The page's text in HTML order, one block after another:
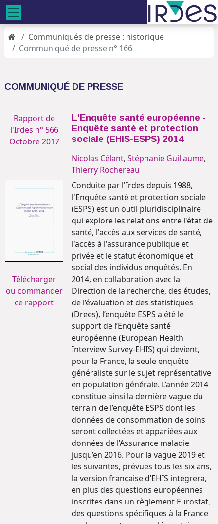
Communiqués de presse : historique
Communiqué de presse n° 166
COMMUNIQUÉ DE PRESSE
Rapport de
l'Irdes n° 566
Octobre 2017
L'Enquête santé européenne -
Enquête santé et protection
sociale (EHIS-ESPS) 2014
Nicolas Célant, Stéphanie Guillaume,
Thierry Rochereau
Télécharger
ou commander
ce rapport
Conduite par l'Irdes depuis 1988,
l'Enquête santé et protection sociale
(ESPS) est un outil pluridisciplinaire
qui explore les relations entre l'état de
santé, l'accès aux services de santé,
l'accès à l'assurance publique et
privée et le statut économique et
social des individus enquêtés. En
2014, en collaboration avec la
Direction de la recherche, des études,
de l’évaluation et des statistiques
(Drees), l’enquête ESPS a été le
support de l’Enquête santé
européenne (European Health
Interview Survey-EHIS) qui devient,
pour la France, la seule enquête
généraliste sur le sujet représentative
en population générale. L’année 2014
constitue ainsi la dernière vague du
terrain de l’enquête ESPS dont les
données de consommation de soins
seront collectées et appariées aux
données de l’Assurance maladie
jusqu’en 2016. Pour la vague 2019 et
les suivantes, prévues tous les six ans,
la version française d’EHIS intègrera,
en plus des questions européennes
inscrites dans un règlement Eurostat,
des questions spécifiques à la France